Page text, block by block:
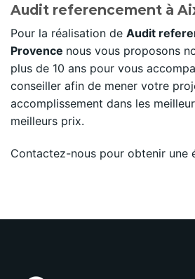
Audit referencement à
Pour la réalisation de Audit
Provence nous vous proposons
plus de 10 ans pour vous
conseiller afin de mener votre
accomplissement dans les
meilleurs prix.
Contactez-nous pour obtenir une